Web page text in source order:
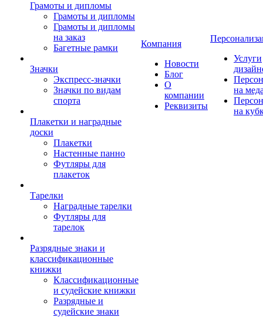
Грамоты и дипломы
Грамоты и дипломы
Грамоты и дипломы
на заказ
Багетные рамки
Значки
Экспресс-значки
Значки по видам
спорта
Плакетки и наградные
доски
Плакетки
Настенные панно
Футляры для
плакеток
Тарелки
Наградные тарелки
Футляры для
тарелок
Разрядные знаки и
классификационные
книжки
Классификационные
и судейские книжки
Разрядные и
судейские знаки
Компания
Новости
Блог
О
компании
Реквизиты
Услуги
на
на